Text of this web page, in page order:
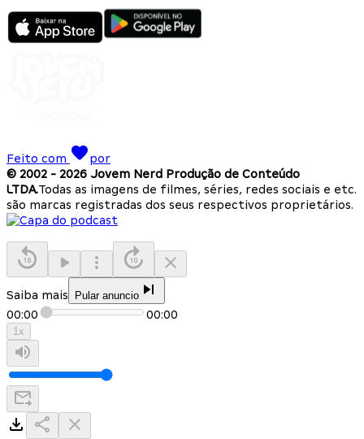
Feito com
por
© 2002 - 2026 Jovem Nerd Produção de Conteúdo
LTDA.Todas as imagens de filmes, séries, redes sociais e etc.
são marcas registradas dos seus respectivos proprietários.
Saiba mais Pular anuncio
00:00 00:00
1x